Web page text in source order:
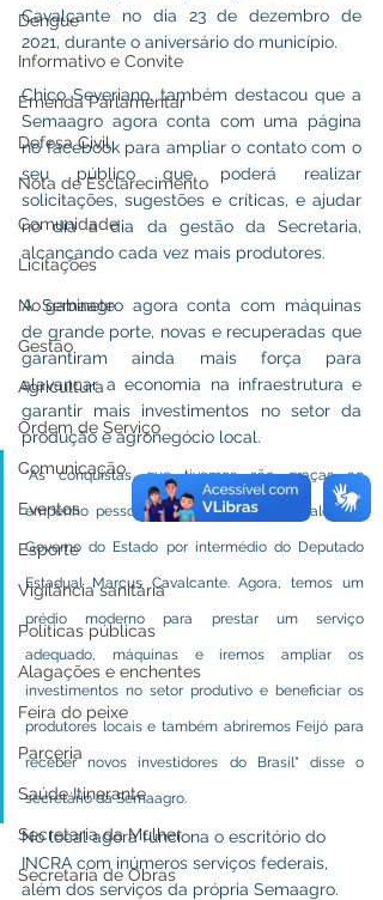
Dengue
Informativo e Convite
Emenda Parlamentar
Defesa Civil
Nota de Esclarecimento
Comunidade
Licitações
No gabinete
Gestão
Agricultura
Ordem de Serviço
Comunicação
Eventos
Esporte
Vigilância sanitária
Políticas públicas
Alagações e enchentes
Feira do peixe
Parceria
Saúde Itinerante
Secretaria da Mulher
Secretaria de Obras
Cavalcante no dia 23 de dezembro de
2021, durante o aniversário do município.
Chico Severiano, também destacou que a
Semaagro agora conta com uma página
no facebook para ampliar o contato com o
seu público que poderá realizar
solicitações, sugestões e críticas, e ajudar
no dia a dia da gestão da Secretaria,
alcançando cada vez mais produtores.
A Semaagro agora conta com máquinas
de grande porte, novas e recuperadas que
garantiram ainda mais força para
alavancar a economia na infraestrutura e
garantir mais investimentos no setor da
produção e agronegócio local.
"As conquistas que tivemos são graças ao
empenho pessoal do Prefeito Kiefer Cavalcante,
Governo do Estado por intermédio do Deputado
Estadual Marcus Cavalcante. Agora, temos um
prédio moderno para prestar um serviço
adequado, máquinas e iremos ampliar os
investimentos no setor produtivo e beneficiar os
produtores locais e também abriremos Feijó para
receber novos investidores do Brasil" disse o
secretário da Semaagro.
No local agora funciona o escritório do
INCRA com inúmeros serviços federais,
além dos serviços da própria Semaagro.